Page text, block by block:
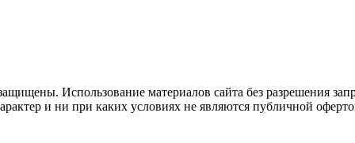
Использование материалов сайта без разрешения
и ни при каких условиях не являются публичной